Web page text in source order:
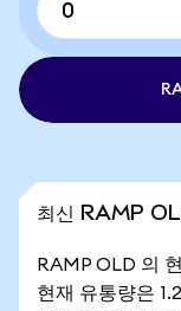
최신 RAMP
RAMP OLD 의
현재 유통량은